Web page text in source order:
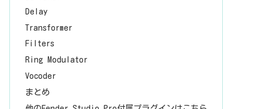
Delay
Transformer
Filters
Ring Modulator
Vocoder
まとめ